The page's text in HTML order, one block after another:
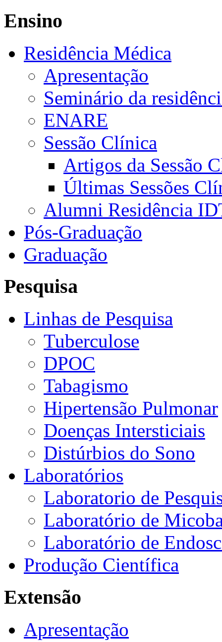
Ensino
Residência Médica
Apresentação
Seminário da
ENARE
Sessão Clínica
Artigos da Sessão
Últimas Sessões
Alumni Residência
Pós-Graduação
Graduação
Pesquisa
Linhas de Pesquisa
Tuberculose
DPOC
Tabagismo
Hipertensão Pulmonar
Doenças Intersticiais
Distúrbios do Sono
Laboratórios
Laboratorio de
Laboratório de
Laboratório de
Produção Científica
Extensão
Apresentação